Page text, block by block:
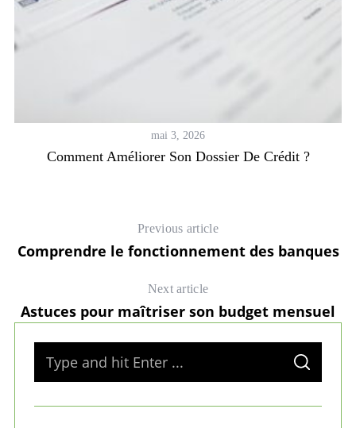
mai 3, 2026
Comment Améliorer Son Dossier De Crédit ?
Previous article
Comprendre le fonctionnement des banques
Next article
Astuces pour maîtriser son budget mensuel
S
A
C